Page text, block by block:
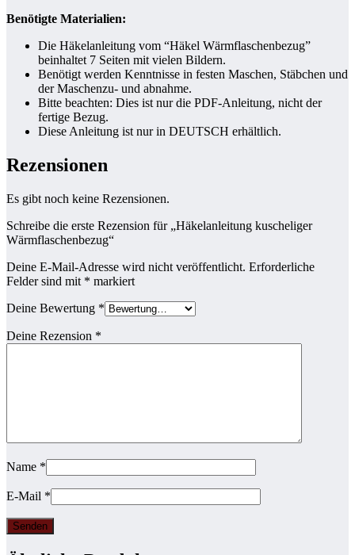
Benötigte Materialien:
Die Häkelanleitung vom “Häkel Wärmflaschenbezug”
beinhaltet 7 Seiten mit vielen Bildern.
Benötigt werden Kenntnisse in festen Maschen, Stäbchen und
der Maschenzu- und abnahme.
Bitte beachten: Dies ist nur die PDF-Anleitung, nicht der
fertige Bezug.
Diese Anleitung ist nur in DEUTSCH erhältlich.
Rezensionen
Es gibt noch keine Rezensionen.
Schreibe die erste Rezension für „Häkelanleitung kuscheliger
Wärmflaschenbezug“
Deine E-Mail-Adresse wird nicht veröffentlicht. Erforderliche
Felder sind mit * markiert
Deine Bewertung *
Deine Rezension *
Name *
E-Mail *